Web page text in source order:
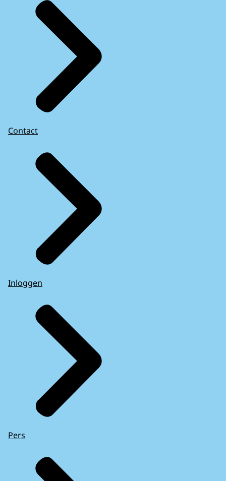
Contact
Inloggen
Pers